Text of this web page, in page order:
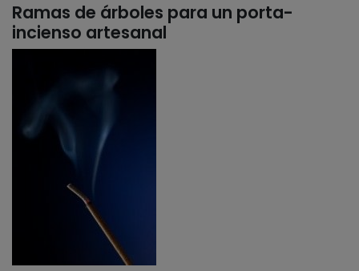
Ramas de árboles para un porta-
incienso artesanal